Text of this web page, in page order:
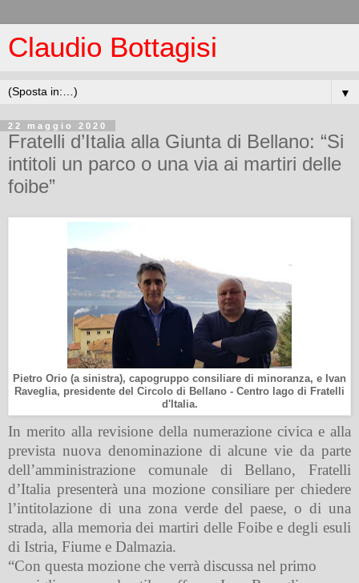
Claudio Bottagisi
▼
22 maggio 2020
Fratelli d’Italia alla Giunta di Bellano: “Si
intitoli un parco o una via ai martiri delle
foibe”
Pietro Orio (a sinistra), capogruppo consiliare di minoranza, e Ivan
Raveglia, presidente del Circolo di Bellano - Centro lago di Fratelli
d'Italia.
In merito alla revisione della numerazione civica e alla
prevista nuova denominazione di alcune vie da parte
dell’amministrazione comunale di Bellano, Fratelli
d’Italia presenterà una mozione consiliare per chiedere
l’intitolazione di una zona verde del paese, o di una
strada, alla memoria dei martiri delle Foibe e degli esuli
di Istria, Fiume e Dalmazia.
“Con questa mozione che verrà discussa nel primo